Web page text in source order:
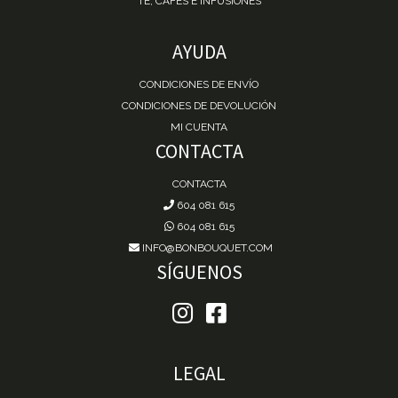
AYUDA
CONDICIONES DE ENVÍO
CONDICIONES DE DEVOLUCIÓN
MI CUENTA
CONTACTA
CONTACTA
604 081 615
604 081 615
INFO@BONBOUQUET.COM
SÍGUENOS
LEGAL